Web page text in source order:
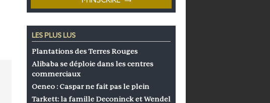
LES PLUS LUS
Plantations des Terres Rouges
Alibaba se déploie dans les centres
commerciaux
Oeneo : Caspar ne fait pas le plein
Tarkett: la famille Deconinck et Wendel